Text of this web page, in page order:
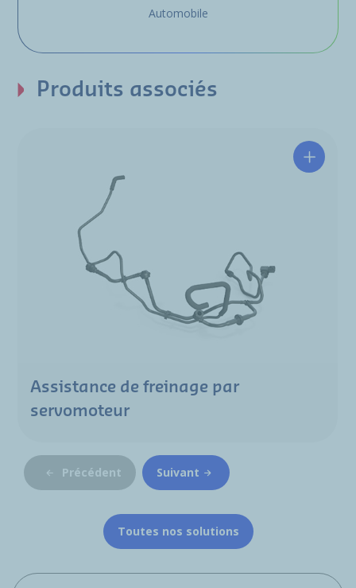
Automobile
Produits associés
Assistance de freinage par
servomoteur
Précédent Suivant
Toutes nos solutions